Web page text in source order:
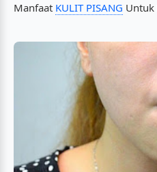
Manfaat KULIT PISANG Untuk